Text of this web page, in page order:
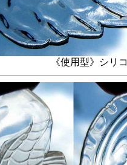
《使用型》シリ